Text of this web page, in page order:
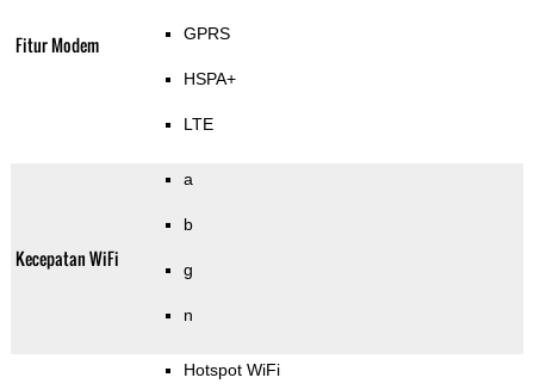
Fitur Modem GPRS
HSPA+
LTE
Kecepatan WiFi
a
b
g
n
Hotspot WiFi